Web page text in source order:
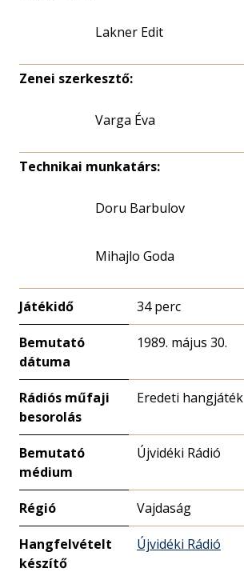
Lakner Edit
Zenei szerkesztő:
Varga Éva
Technikai munkatárs:
Doru Barbulov
Mihajlo Goda
Játékidő 34 perc
Bemutató
dátuma
1989. május 30.
Rádiós műfaji
besorolás
Eredeti hangjáték
Bemutató
médium
Újvidéki Rádió
Régió Vajdaság
Hangfelvételt
készítő
Újvidéki Rádió